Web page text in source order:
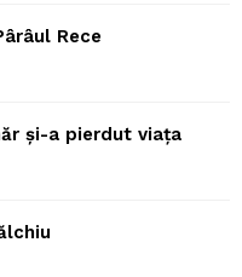
Rece
și-a pierdut viața